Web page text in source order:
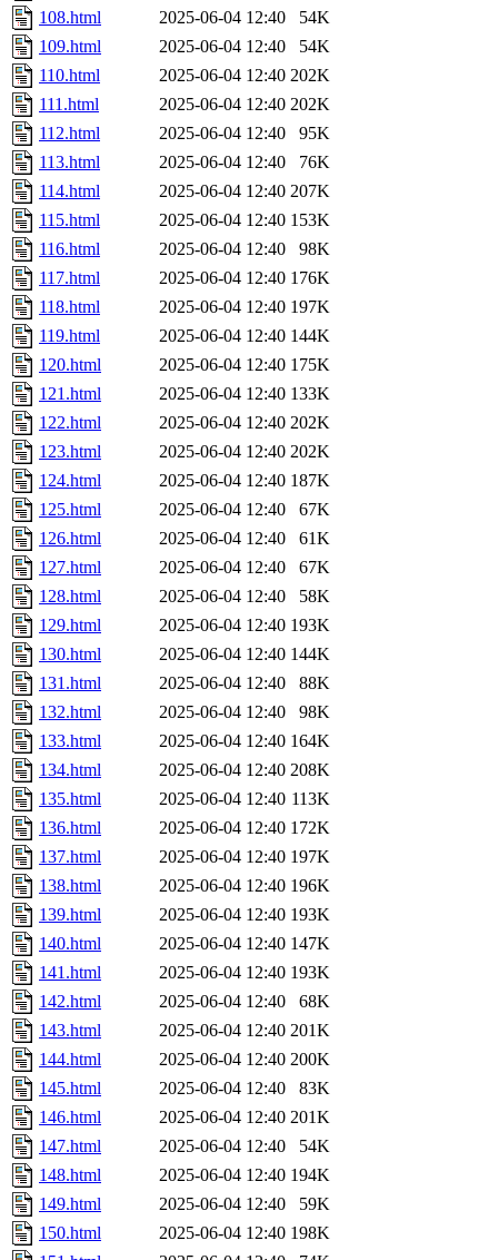
108.html
2025-06-04 12:40
54K
109.html
2025-06-04 12:40
54K
110.html
2025-06-04 12:40 202K
111.html
2025-06-04 12:40 202K
112.html
2025-06-04 12:40
95K
113.html
2025-06-04 12:40
76K
114.html
2025-06-04 12:40 207K
115.html
2025-06-04 12:40 153K
116.html
2025-06-04 12:40
98K
117.html
2025-06-04 12:40 176K
118.html
2025-06-04 12:40 197K
119.html
2025-06-04 12:40 144K
120.html
2025-06-04 12:40 175K
121.html
2025-06-04 12:40 133K
122.html
2025-06-04 12:40 202K
123.html
2025-06-04 12:40 202K
124.html
2025-06-04 12:40 187K
125.html
2025-06-04 12:40
67K
126.html
2025-06-04 12:40
61K
127.html
2025-06-04 12:40
67K
128.html
2025-06-04 12:40
58K
129.html
2025-06-04 12:40 193K
130.html
2025-06-04 12:40 144K
131.html
2025-06-04 12:40
88K
132.html
2025-06-04 12:40
98K
133.html
2025-06-04 12:40 164K
134.html
2025-06-04 12:40 208K
135.html
2025-06-04 12:40 113K
136.html
2025-06-04 12:40 172K
137.html
2025-06-04 12:40 197K
138.html
2025-06-04 12:40 196K
139.html
2025-06-04 12:40 193K
140.html
2025-06-04 12:40 147K
141.html
2025-06-04 12:40 193K
142.html
2025-06-04 12:40
68K
143.html
2025-06-04 12:40 201K
144.html
2025-06-04 12:40 200K
145.html
2025-06-04 12:40
83K
146.html
2025-06-04 12:40 201K
147.html
2025-06-04 12:40
54K
148.html
2025-06-04 12:40 194K
149.html
2025-06-04 12:40
59K
150.html
2025-06-04 12:40 198K